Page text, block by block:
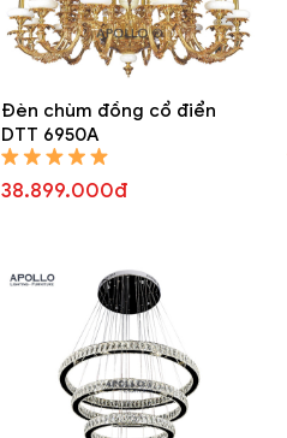
Đèn chùm đồng cổ điển
DTT 6950A
38.899.000đ